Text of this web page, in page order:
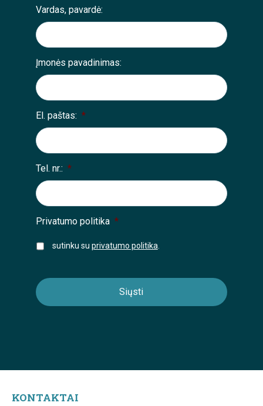
Vardas, pavardė:
Įmonės pavadinimas:
El. paštas: *
Tel. nr.: *
Privatumo politika *
sutinku su privatumo politika
KONTAKTAI